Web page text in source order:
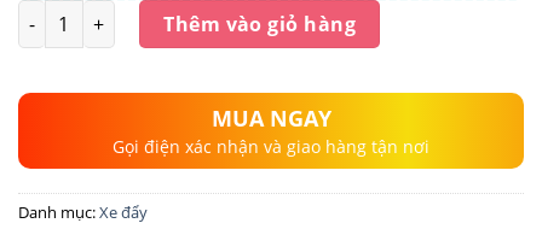
Số lượng Thêm vào giỏ hàng
MUA NGAY
Gọi điện xác nhận và giao hàng tận nơi
Danh mục:Xe đẩy